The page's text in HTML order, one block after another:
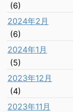
(6)
2024年2月
(6)
2024年1月
(5)
2023年12月
(4)
2023年11月